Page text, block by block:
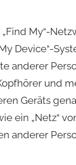
My“-
Device“-
anderer
und
Geräts
ein „Netz“
anderer